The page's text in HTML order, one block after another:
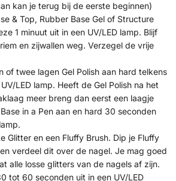
kan je terug bij de eerste beginnen)
& Top, Rubber Base Gel of Structure
1 minuut uit in een UV/LED lamp. Blijf
en zijwallen weg. Verzegel de vrije
of twee lagen Gel Polish aan hard telkens
LED lamp. Heeft de Gel Polish na het
meer breng dan eerst een laagje
in a Pen aan en hard 30 seconden
Glitter en een Fluffy Brush. Dip je Fluffy
verdeel dit over de nagel. Je mag goed
alle losse glitters van de nagels af zijn.
tot 60 seconden uit in een UV/LED